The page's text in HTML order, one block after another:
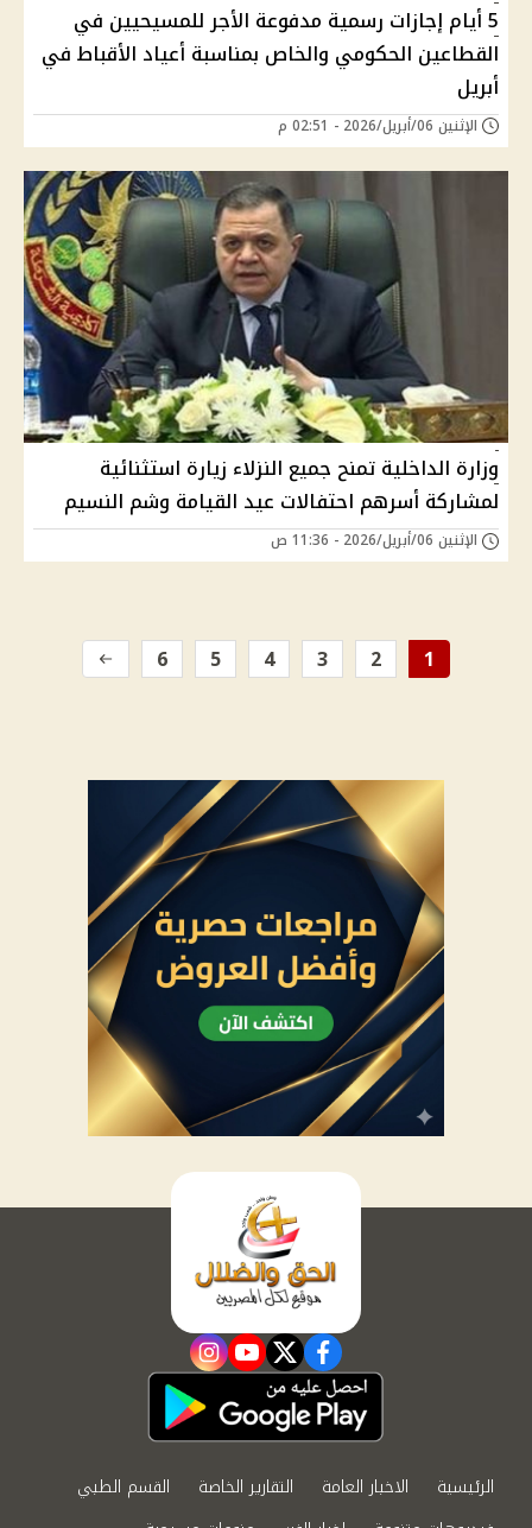
5 أيام إجازات رسمية مدفوعة الأجر للمسيحيين في
القطاعين الحكومي والخاص بمناسبة أعياد الأقباط في
أبريل
الإثنين 06/أبريل/2026 - 02:51 م
وزارة الداخلية تمنح جميع النزلاء زيارة استثنائية
لمشاركة أسرهم احتفالات عيد القيامة وشم النسيم
الإثنين 06/أبريل/2026 - 11:36 ص
1
2
3
4
5
6
facebook
twitter
youtube
instagram
الرئيسية الاخبار العامة التقارير الخاصة
القسم الطبي